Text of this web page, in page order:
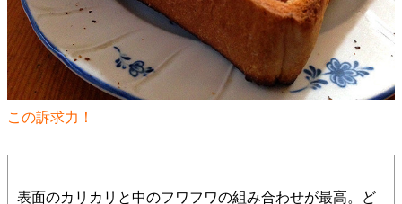
この訴求力！
表面のカリカリと中のフワフワの組み合わせが最高。ど